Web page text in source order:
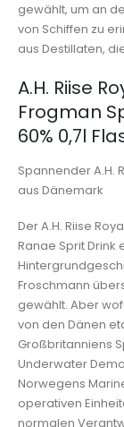
gewählt, um an
von Schiffen zu
aus Destillaten,
A.H. Riise
Frogman
60% 0,7l
Spannender A.H.
aus Dänemark
Der A.H. Riise
Ranae Sprit Drink
Froschmann
gewählt. Aber
von den Dänen
Großbritanniens
Underwater
Norwegens
operativen
normalen